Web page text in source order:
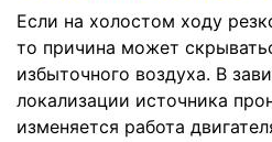
Если на холостом ходу
то причина может
избыточного воздуха. В
локализации источника
изменяется работа